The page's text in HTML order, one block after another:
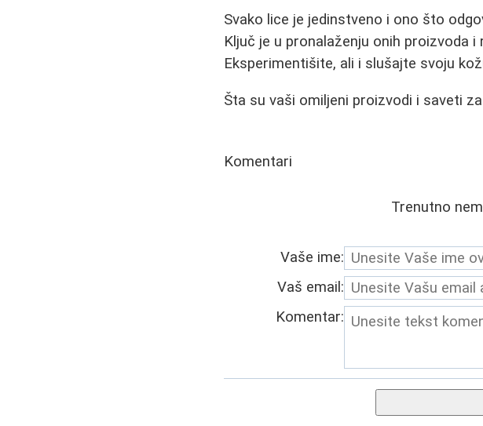
Svako lice je jedinstveno i ono što
Ključ je u pronalaženju onih proizvoda
Eksperimentišite, ali i slušajte svoju
Šta su vaši omiljeni proizvodi i saveti
Komentari
Trenutno
Vaše ime:
Vaš email:
Komentar: